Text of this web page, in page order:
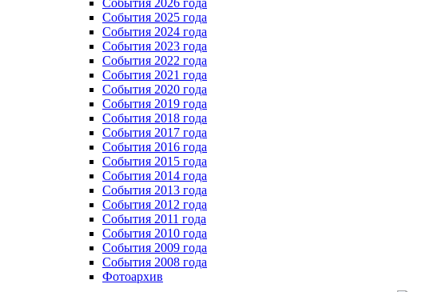
Cобытия 2026 года
События 2025 года
События 2024 года
События 2023 года
Cобытия 2022 года
Cобытия 2021 года
События 2020 года
События 2019 года
События 2018 года
События 2017 года
События 2016 года
События 2015 года
События 2014 года
События 2013 года
События 2012 года
События 2011 года
События 2010 года
События 2009 года
События 2008 года
Фотоархив